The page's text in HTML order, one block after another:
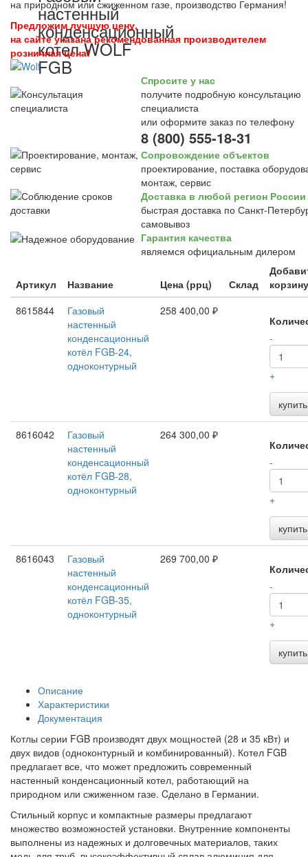
настенный
конденсационный
котел WOLF
FGB
на природном или сжиженном газе, производство Германия!
Предложим лучшую цену,
на сайте указана рекомендованная производителем
розничная цена!
Спросите у нас
получите подробную консультацию
специалиста
или оформите заказ по телефону
8 (800) 555-18-31
Сопровождение объектов
проектирование, поставка
монтаж, сервис
Доставка в любой регион России
быстрая доставка по Санкт-
самовывоз
Гарантия качества
являемся официальным дилером
Артикул Название Цена (ррц) Склад
корзину
8615844
Газовый
настенный
конденсационный
котёл FGB-24,
одноконтурный
258 400,00 ₽
-
+
купить
8616042
Газовый
настенный
конденсационный
котёл FGB-28,
одноконтурный
264 300,00 ₽
-
+
купить
8616043
Газовый
настенный
конденсационный
котёл FGB-35,
одноконтурный
269 700,00 ₽
-
+
купить
Описание
Характеристики
Документация
Котлы серии FGB производят двух мощностей (28 и 35 кВт) и
двух видов (одноконтурный и комбинированный). Котел FGB
предлагает все, что может предложить современный
настенный конденсационный котел, работающий на
природном или сжиженном газе. Cделано в Германии.
Стильный корпус и компактные размеры предлагают
множество возможностей установки. Внутренние компоненты
выполнены из надежных и долговечных материалов, таких